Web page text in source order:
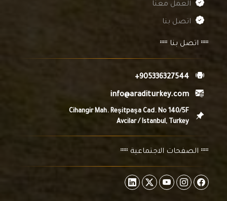
العمل معنا
اتصل بنا
اتصل بنا
+905336327544
info@araditurkey.com
Cihangir Mah. Reşitpaşa Cad. No 140/5F
Avcilar / Istanbul, Turkey
الصفحات الاجتماعية